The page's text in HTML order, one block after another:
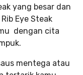
yang besar dan
Eye Steak
dengan cita
mentega atau